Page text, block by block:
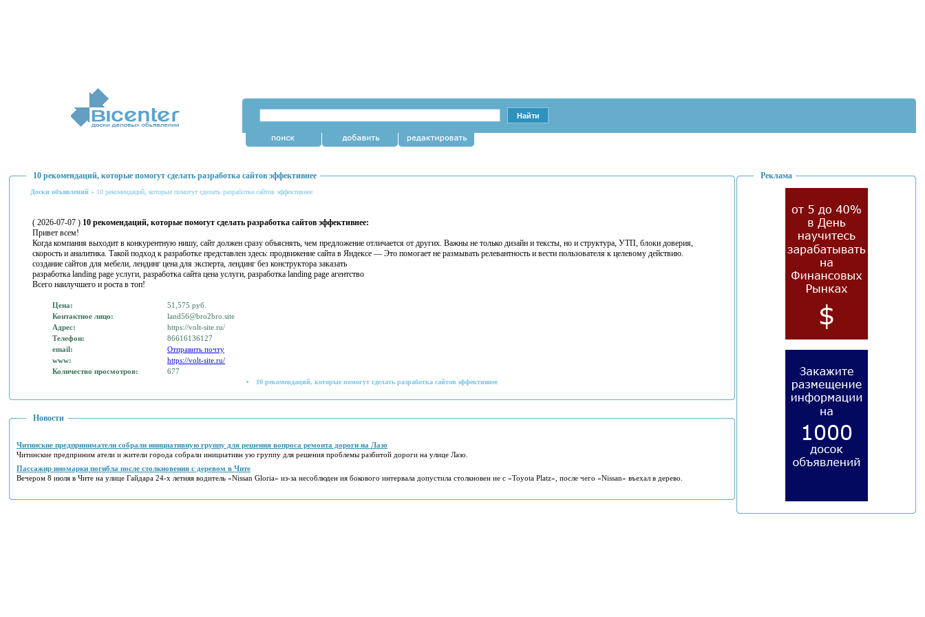
10 рекомендаций, которые помогут сделать разработка сайтов эффективнее
Доски объявлений » 10 рекомендаций, которые помогут сделать разработка сайтов эффективнее
( 2026-07-07 ) 10 рекомендаций, которые помогут сделать разработка сайтов эффективнее:
Привет всем!
Когда компания выходит в конкурентную нишу, сайт должен сразу объяснять, чем предложение отличается от других. Важны не только дизайн и тексты, но и структура, УТП, блоки доверия,
скорость и аналитика. Такой подход к разработке представлен здесь: продвижение сайта в Яндексе — Это помогает не размывать релевантность и вести пользователя к целевому действию.
создание сайтов для мебели, лендинг цена для эксперта, лендинг без конструктора заказать
разработка landing page услуги, разработка сайта цена услуги, разработка landing page агентство
Всего наилучшего и роста в топ!
Цена:
51,575 руб.
Контактное лицо:
land56@bro2bro.site
Адрес:
https://volt-site.ru/
Телефон:
86616136127
email:
Отправить почту
www:
https://volt-site.ru/
Количество просмотров:
677
10 рекомендаций, которые помогут сделать разработка сайтов эффективнее
Новости
Читинские предприниматели собрали инициативную группу для решения вопроса ремонта дороги на Лазо
Читинские предприним атели и жители города собрали инициативн ую группу для решения проблемы разбитой дороги на улице Лазо.
Пассажир иномарки погибла после столкновения с деревом в Чите
Вечером 8 июля в Чите на улице Гайдара 24-х летняя водитель «Nissan Gloria» из-за несоблюден ия бокового интервала допустила столкновен ие с «Toyota Platz», после чего «Nissan» въехал в дерево.
Реклама